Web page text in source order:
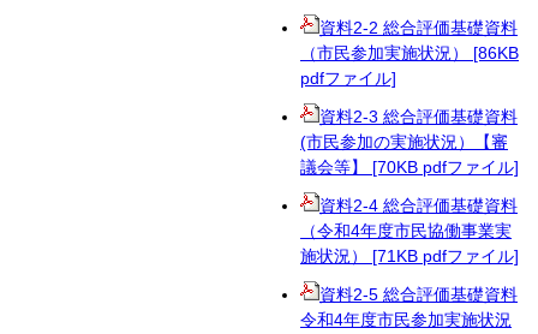
資料2-2 総合評価基礎資料
（市民参加実施状況） [86KB
pdfファイル]
資料2-3 総合評価基礎資料
(市民参加の実施状況）【審
議会等】 [70KB pdfファイル]
資料2-4 総合評価基礎資料
（令和4年度市民協働事業実
施状況） [71KB pdfファイル]
資料2-5 総合評価基礎資料
令和4年度市民参加実施状況